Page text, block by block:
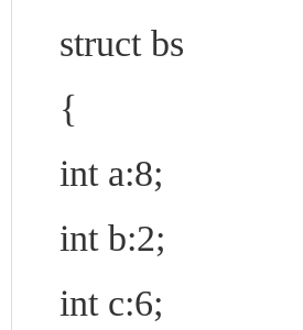
struct bs
{
int a:8;
int b:2;
int c:6;